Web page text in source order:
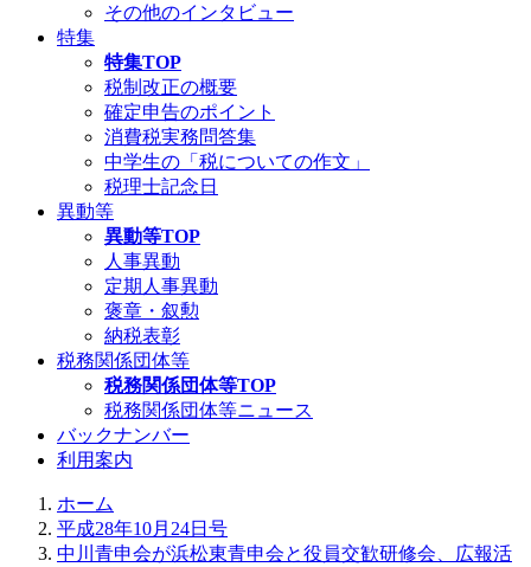
その他のインタビュー
特集
特集TOP
税制改正の概要
確定申告のポイント
消費税実務問答集
中学生の「税についての作文」
税理士記念日
異動等
異動等TOP
人事異動
定期人事異動
褒章・叙勲
納税表彰
税務関係団体等
税務関係団体等TOP
税務関係団体等ニュース
バックナンバー
利用案内
ホーム
平成28年10月24日号
中川青申会が浜松東青申会と役員交歓研修会、広報活